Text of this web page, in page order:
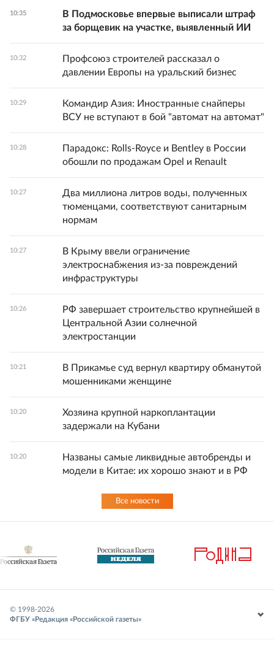
10:35
В Подмосковье впервые выписали штраф
за борщевик на участке, выявленный ИИ
10:32
Профсоюз строителей рассказал о
давлении Европы на уральский бизнес
10:29
Командир Азия: Иностранные снайперы
ВСУ не вступают в бой "автомат на автомат"
10:28
Парадокс: Rolls-Royce и Bentley в России
обошли по продажам Opel и Renault
10:27
Два миллиона литров воды, полученных
тюменцами, соответствуют санитарным
нормам
10:27
В Крыму ввели ограничение
электроснабжения из-за повреждений
инфраструктуры
10:26
РФ завершает строительство крупнейшей в
Центральной Азии солнечной
электростанции
10:21
В Прикамье суд вернул квартиру обманутой
мошенниками женщине
10:20
Хозяина крупной наркоплантации
задержали на Кубани
10:20
Названы самые ликвидные автобренды и
модели в Китае: их хорошо знают и в РФ
Все новости
© 1998-2026
ФГБУ «Редакция «Российской газеты»